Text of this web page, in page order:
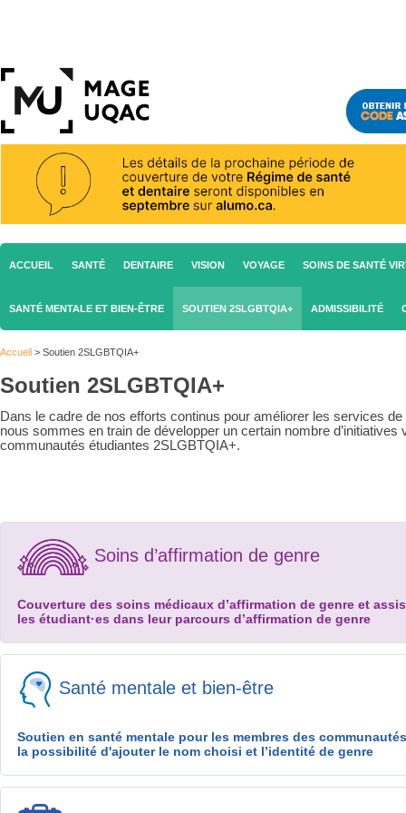
ACCUEIL SANTÉ DENTAIRE VISION VOYAGE SOINS DE SANTÉ
SANTÉ MENTALE ET BIEN-ÊTRE SOUTIEN 2SLGBTQIA+ ADMISSIBILITÉ
Accueil > Soutien 2SLGBTQIA+
Soutien 2SLGBTQIA+
Dans le cadre de nos efforts continus pour améliorer les services de
nous sommes en train de développer un certain nombre d’initiatives
communautés étudiantes 2SLGBTQIA+.
Soins d’affirmation de genre
Couverture des soins médicaux d’affirmation de genre et
les étudiant·es dans leur parcours d’affirmation de genre
Pour savoir si tu as accès à ce service, consulte la section
Ce service qui offre deux formes de support aux étudiant·es :
La couverture médicale
Les Soins d’affirmation de genre sont conçus pour compléter la
l’assurance maladie provinciale. Pourles procédures admissibles,
Santé mentale et bien-être
Soutien en santé mentale pour les membres des
la possibilité d'ajouter le nom choisi et l’identité de genre
Ce service offre du soutien aux étudiant·es :